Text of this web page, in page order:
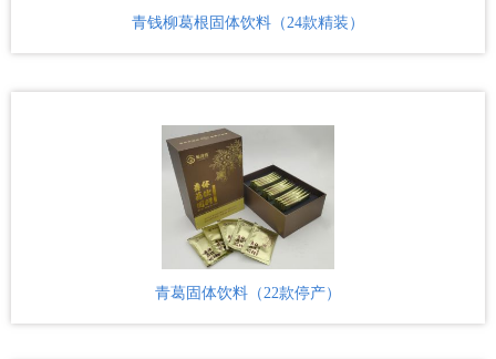
青钱柳葛根固体饮料（24款精装）
青葛固体饮料（22款停产）
国内最全青钱柳种质资源库建成
国家林业和草原国家创新联盟培训班成功举办